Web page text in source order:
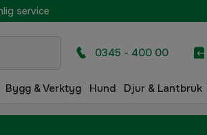
service
0345 - 400 00
Bygg & Verktyg Hund Djur & Lantbruk